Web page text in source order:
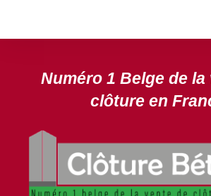
Numéro 1 Belge de la
clôture en